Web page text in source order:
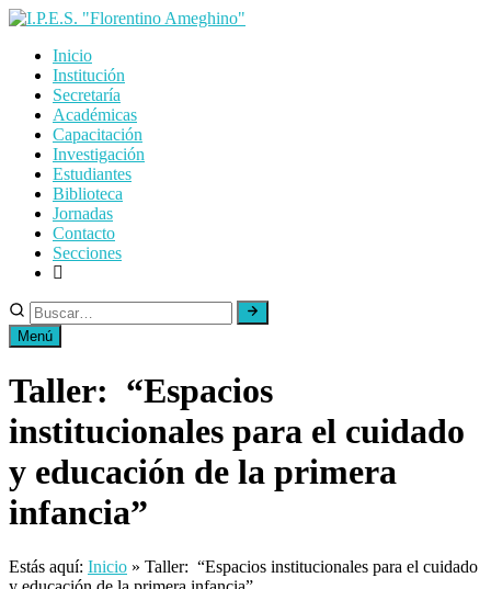
Skip
contentInicio
Institución
Secretaría
Académicas
Capacitación
Investigación
Estudiantes
Biblioteca
Jornadas
Contacto
Secciones
Menú
Taller: “Espacios
institucionales para el cuidado
y educación de la primera
infancia”
Estás aquí: Inicio » Taller: “Espacios institucionales para el cuidado